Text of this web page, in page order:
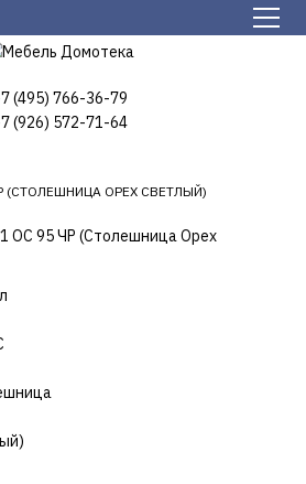
(495) 766-36-79
(926) 572-71-64
(СТОЛЕШНИЦА ОРЕХ СВЕТЛЫЙ)